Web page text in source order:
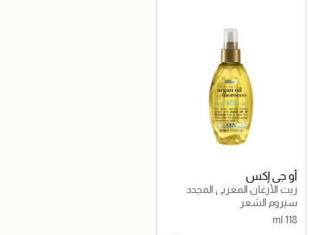
أو جي إكس
زيت الأرغان المغربي المجدد
للبشرة الجافة
سيروم الشعر
118 ml